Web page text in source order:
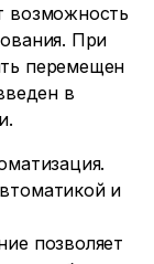
возможность
При
перемещен
в
и
позволяет